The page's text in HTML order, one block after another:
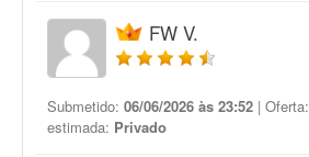
FW V.
Submetido: 06/06/2026 às 23:52 | Oferta:
estimada: Privado